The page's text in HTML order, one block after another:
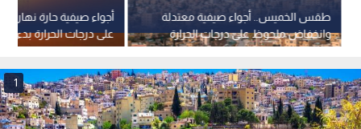
أجواء صيفية حارة نهارا
على درجات الحرارة بدءا
طقس الخميس.. أجواء صيفية معتدلة
وانخفاض ملحوظ على درجات الحرارة
في عمان
1